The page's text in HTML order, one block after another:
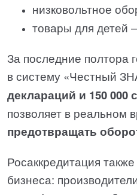
низковольтное
товары для детей
За последние полтора
в систему «Честный
деклараций и 150 000
позволяет в реальном
предотвращать
Росаккредитация
бизнеса: